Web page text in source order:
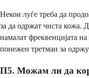
Некои луѓе треба да
за да одржат чиста кожа.
намалат фреквенцијата
понежен третман за
П5. Можам ли да